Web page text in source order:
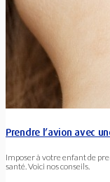
Prendre l’avion avec
Imposer à votre enfant de
santé. Voici nos conseils.